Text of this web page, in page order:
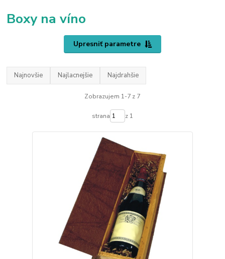
Boxy na víno
Upresniť parametre
Najnovšie Najlacnejšie Najdrahšie
Zobrazujem 1-7 z 7
strana z 1